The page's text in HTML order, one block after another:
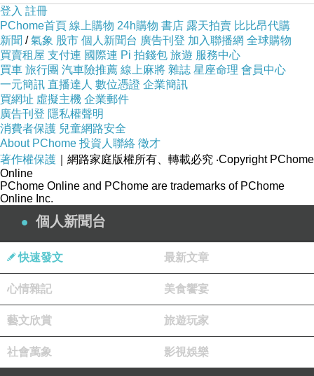
登入 註冊
PChome首頁 線上購物 24h購物 書店 露天拍賣 比比昂代購
新聞 /氣象 股市 個人新聞台 廣告刊登 加入聯播網 全球購物
買賣租屋 支付連 國際連 Pi 拍錢包 旅遊 服務中心
買車 旅行團 汽車險推薦 線上麻將 雜誌 星座命理 會員中心
一元簡訊 直播達人 數位憑證 企業簡訊
買網址 虛擬主機 企業郵件
廣告刊登 隱私權聲明
消費者保護 兒童網路安全
About PChome 投資人聯絡 徵才
著作權保護 ｜網路家庭版權所有、轉載必究 ‧Copyright PChome
Online
PChome Online and PChome are trademarks of PChome
Online Inc.
個人新聞台
快速發文 最新文章
心情雜記 美食饗宴
藝文欣賞 旅遊玩家
社會萬象 影視娛樂